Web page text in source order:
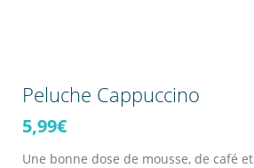
Peluche Cappuccino
5,99€
Une bonne dose de mousse, de café et